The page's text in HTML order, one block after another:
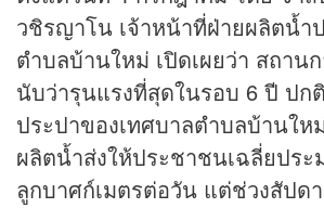
วชิรญาโน เจ้าหน้าที่ฝ่ายผลิตน้ำ
ตำบลบ้านใหม่ เปิดเผยว่า สถา
นับว่ารุนแรงที่สุดในรอบ 6 ปี ปก
ประปาของเทศบาลตำบลบ้านให
ผลิตน้ำส่งให้ประชาชนเฉลี่ยปร
ลูกบาศก์เมตรต่อวัน แต่ช่วงสัปด